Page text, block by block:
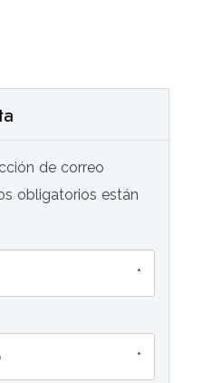
de correo
obligatorios están
*
*